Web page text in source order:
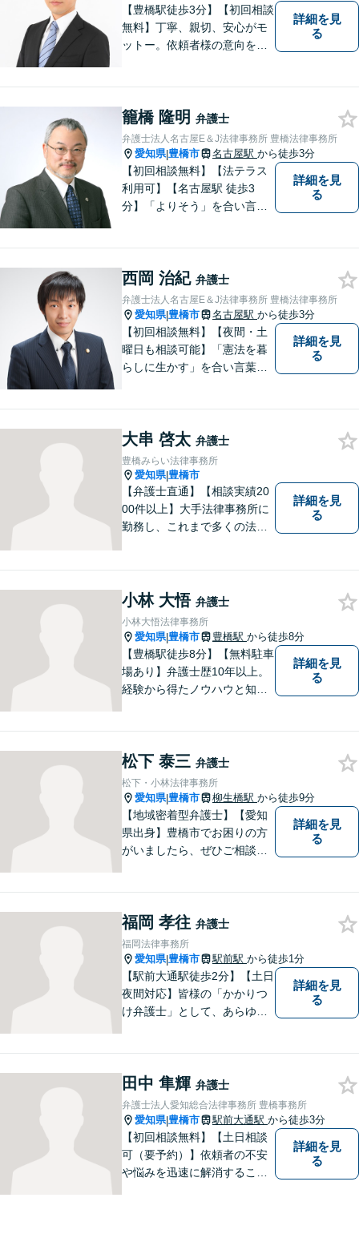
【豊橋駅徒歩3分】【初回相談
無料】丁寧、親切、安心がモ
ットー。依頼者様の意向を深
を明るい未来へと導きます。
まずは無料相談をご利用くだ
さい。
詳細を見
る
籠橋 隆明 弁護士
弁護士法人名古屋E＆J法律事務所 豊橋法律事務所
愛知県|豊橋市 名古屋駅 から徒歩3分
【初回相談無料】【法テラス
利用可】【名古屋駅 徒歩3
分】「よりそう」を合い言葉
応対をさせていただきます。
お気軽にご相談ください。
詳細を見
る
西岡 治紀 弁護士
弁護士法人名古屋E＆J法律事務所 豊橋法律事務所
愛知県|豊橋市 名古屋駅 から徒歩3分
【初回相談無料】【夜間・土
曜日も相談可能】「憲法を暮
らしに生かす」を合い言葉
がら、尽力させていただきま
すので、お気軽にお問い合わ
せ下さい。
詳細を見
る
大串 啓太 弁護士
豊橋みらい法律事務所
愛知県|豊橋市
【弁護士直通】【相談実績20
00件以上】大手法律事務所に
勤務し、これまで多くの法律
軽にお電話ください。
詳細を見
る
小林 大悟 弁護士
小林大悟法律事務所
愛知県|豊橋市 豊橋駅 から徒歩8分
【豊橋駅徒歩8分】【無料駐車
場あり】弁護士歴10年以上。
経験から得たノウハウと知見
可能】親しみやすく、信頼い
ただける人間性を大切にして
います。お気軽にご相談くだ
さい。
詳細を見
る
松下 泰三 弁護士
松下・小林法律事務所
愛知県|豊橋市 柳生橋駅 から徒歩9分
【地域密着型弁護士】【愛知
県出身】豊橋市でお困りの方
がいましたら、ぜひご相談く
詳細を見
る
福岡 孝往 弁護士
福岡法律事務所
愛知県|豊橋市 駅前駅 から徒歩1分
【駅前大通駅徒歩2分】【土日
夜間対応】皆様の「かかりつ
け弁護士」として、あらゆる
きます。まずはお気軽にご相
談ください。
詳細を見
る
田中 隼輝 弁護士
弁護士法人愛知総合法律事務所 豊橋事務所
愛知県|豊橋市 駅前大通駅 から徒歩3分
【初回相談無料】【土日相談
可（要予約）】依頼者の不安
や悩みを迅速に解消すること
詳細を見
る